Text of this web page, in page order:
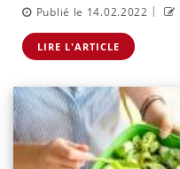
Publié le 14.02.2022 |
LIRE L'ARTICLE